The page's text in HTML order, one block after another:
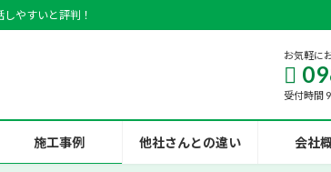
やすいと評判！
お気軽に
受付時間
施工事例 他社さんとの違い 会社